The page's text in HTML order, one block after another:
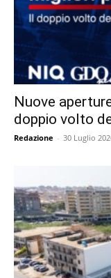
Nuove
doppio volto
Redazione - 30 Luglio